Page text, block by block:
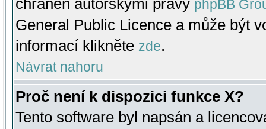
chráněn autorskými právy phpBB
General Public Licence a může být
informací klikněte zde.
Návrat nahoru
Proč není k dispozici funkce X?
Tento software byl napsán a